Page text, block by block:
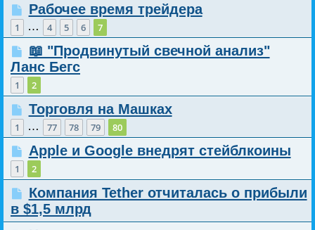
Рабочее время трейдера
1 … 4 5 6 7
📖 "Продвинутый свечной анализ"
Ланс Бегс
1 2
Торговля на Машках
1 … 77 78 79 80
Apple и Google внедрят стейблкоины
1 2
Компания Tether отчиталась о прибыли
в $1,5 млрд